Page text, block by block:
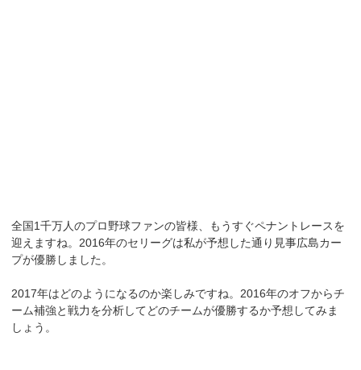
全国1千万人のプロ野球ファンの皆様、もうすぐペナントレースを
迎えますね。2016年のセリーグは私が予想した通り見事広島カー
プが優勝しました。
2017年はどのようになるのか楽しみですね。2016年のオフからチ
ーム補強と戦力を分析してどのチームが優勝するか予想してみま
しょう。